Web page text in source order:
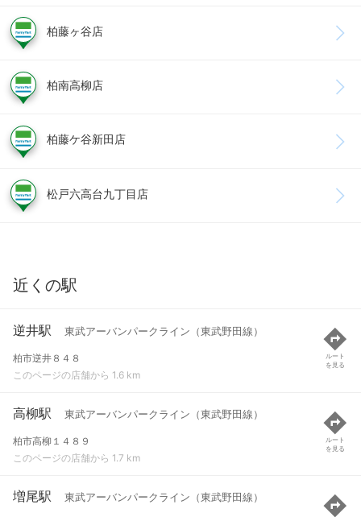
柏藤ヶ谷店
柏南高柳店
柏藤ケ谷新田店
松戸六高台九丁目店
近くの駅
逆井駅 東武アーバンパークライン（東武野田線）
柏市逆井８４８
このページの店舗から 1.6 km
ルート
を見る
高柳駅 東武アーバンパークライン（東武野田線）
柏市高柳１４８９
このページの店舗から 1.7 km
ルート
を見る
増尾駅 東武アーバンパークライン（東武野田線）